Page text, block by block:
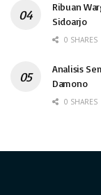
Ribuan
Sidoarjo
0 SHARES
Analisis
Damono
0 SHARES